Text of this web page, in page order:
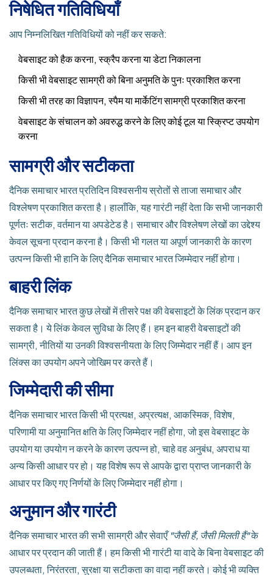
निषेधित गतिविधियाँ
आप निम्नलिखित गतिविधियों को नहीं कर सकते:
वेबसाइट को हैक करना, स्क्रैप करना या डेटा निकालना
किसी भी वेबसाइट सामग्री को बिना अनुमति के पुनः प्रकाशित करना
किसी भी तरह का विज्ञापन, स्पैम या मार्केटिंग सामग्री प्रकाशित करना
वेबसाइट के संचालन को अवरुद्ध करने के लिए कोई टूल या स्क्रिप्ट उपयोग
करना
सामग्री और सटीकता
दैनिक समाचार भारत प्रतिदिन विश्वसनीय स्रोतों से ताजा समाचार और
विश्लेषण प्रकाशित करता है। हालाँकि, यह गारंटी नहीं देता कि सभी जानकारी
पूर्णतः सटीक, वर्तमान या अपडेटेड है। समाचार और विश्लेषण लेखों का उद्देश्य
केवल सूचना प्रदान करना है। किसी भी गलत या अपूर्ण जानकारी के कारण
उत्पन्न किसी भी हानि के लिए दैनिक समाचार भारत जिम्मेदार नहीं होगा।
बाहरी लिंक
दैनिक समाचार भारत कुछ लेखों में तीसरे पक्ष की वेबसाइटों के लिंक प्रदान कर
सकता है। ये लिंक केवल सुविधा के लिए हैं। हम इन बाहरी वेबसाइटों की
सामग्री, नीतियों या उनकी विश्वसनीयता के लिए जिम्मेदार नहीं हैं। आप इन
लिंक्स का उपयोग अपने जोखिम पर करते हैं।
जिम्मेदारी की सीमा
दैनिक समाचार भारत किसी भी प्रत्यक्ष, अप्रत्यक्ष, आकस्मिक, विशेष,
परिणामी या अनुमानित क्षति के लिए जिम्मेदार नहीं होगा, जो इस वेबसाइट के
उपयोग या उपयोग न करने के कारण उत्पन्न हो, चाहे वह अनुबंध, अपराध या
अन्य किसी आधार पर हो। यह विशेष रूप से आपके द्वारा प्राप्त जानकारी के
आधार पर किए गए निर्णयों के लिए जिम्मेदार नहीं होगा।
अनुमान और गारंटी
दैनिक समाचार भारत की सभी सामग्री और सेवाएँ"जैसी हैं, जैसी मिलती हैं"के
आधार पर प्रदान की जाती हैं। हम किसी भी गारंटी या वादे के बिना वेबसाइट की
उपलब्धता, निरंतरता, सुरक्षा या सटीकता का वादा नहीं करते। कोई भी व्यक्ति